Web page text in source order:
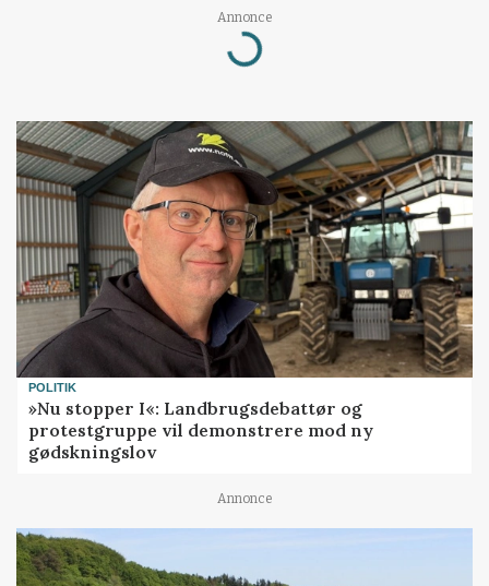
Annonce
Loading...
POLITIK
»Nu stopper I«: Landbrugsdebattør og
protestgruppe vil demonstrere mod ny
gødskningslov
Annonce